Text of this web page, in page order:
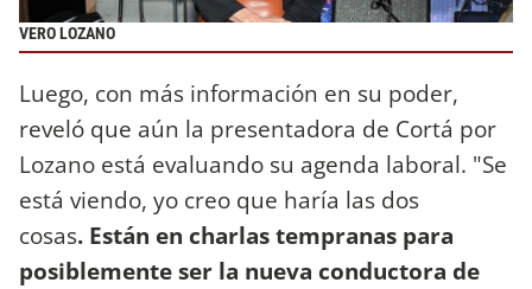
VERO LOZANO
Luego, con más información en su poder,
reveló que aún la presentadora de Cortá por
Lozano está evaluando su agenda laboral. "Se
está viendo, yo creo que haría las dos
cosas. Están en charlas tempranas para
posiblemente ser la nueva conductora de